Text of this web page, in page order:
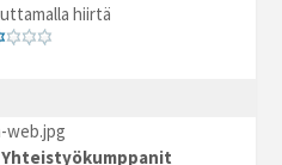
hiirtä
web.jpg
Yhteistyökumppanit